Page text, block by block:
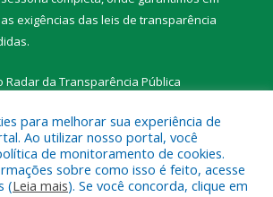
exigências das leis de transparência
Radar da Transparência Pública
reservados a Prefeitura Municipal de
Tracuateua.
para melhorar sua experiência de
Ao utilizar nosso portal, você
de monitoramento de cookies.
sobre como isso é feito, acesse
(Leia mais). Se você concorda, clique em